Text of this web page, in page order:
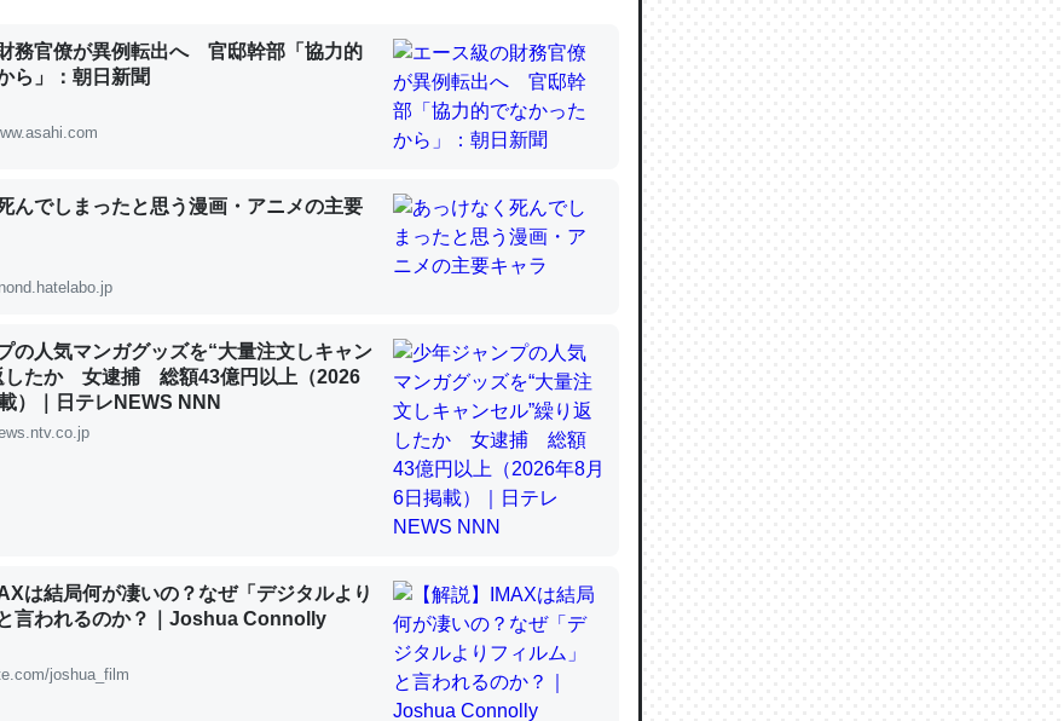
度。
研究発表】昆虫学の大問題＝「昆虫はなぜ海にいないのか」に関する新仮説
水はカルシウムも酸素も不足してて両方に不利だから両方が拮抗してるので
面白い。海にいる鋏角類（カブトガニ・ウミグモ）はカルシウムを使わずキ
研究発表】昆虫学の大問題＝「昆虫はなぜ海にいないのか」に関する新仮説
考えるとカルシウムを大量に使う脊椎動物と貝類は苦労してるんだな…。腹足
くしてナメクジになったり努力してるし。
研究発表】昆虫学の大問題＝「昆虫はなぜ海にいないのか」に関する新仮説
務官僚が異例転出へ 官邸幹部「協力的
ら」：朝日新聞
んでしまったと思う漫画・アニメの主要
の人気マンガグッズを“大量注文しキャン
したか 女逮捕 総額43億円以上（2026
）｜日テレNEWS NNN
は結局何が凄いの？なぜ「デジタルより
言われるのか？｜Joshua Connolly
joshua_film